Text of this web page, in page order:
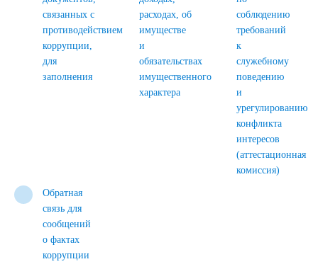
связанных с
противодействием
коррупции,
для
заполнения
расходах, об
имуществе
и
обязательствах
имущественного
характера
соблюдению
требований
к
служебному
поведению
и
урегулированию
конфликта
интересов
(аттестационная
комиссия)
Обратная
связь для
сообщений
о фактах
коррупции